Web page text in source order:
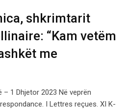
shkrimtarit
“Kam vetëm
me
– 1 Dhjetor 2023 Në veprën
I Lettres reçues. XI K-